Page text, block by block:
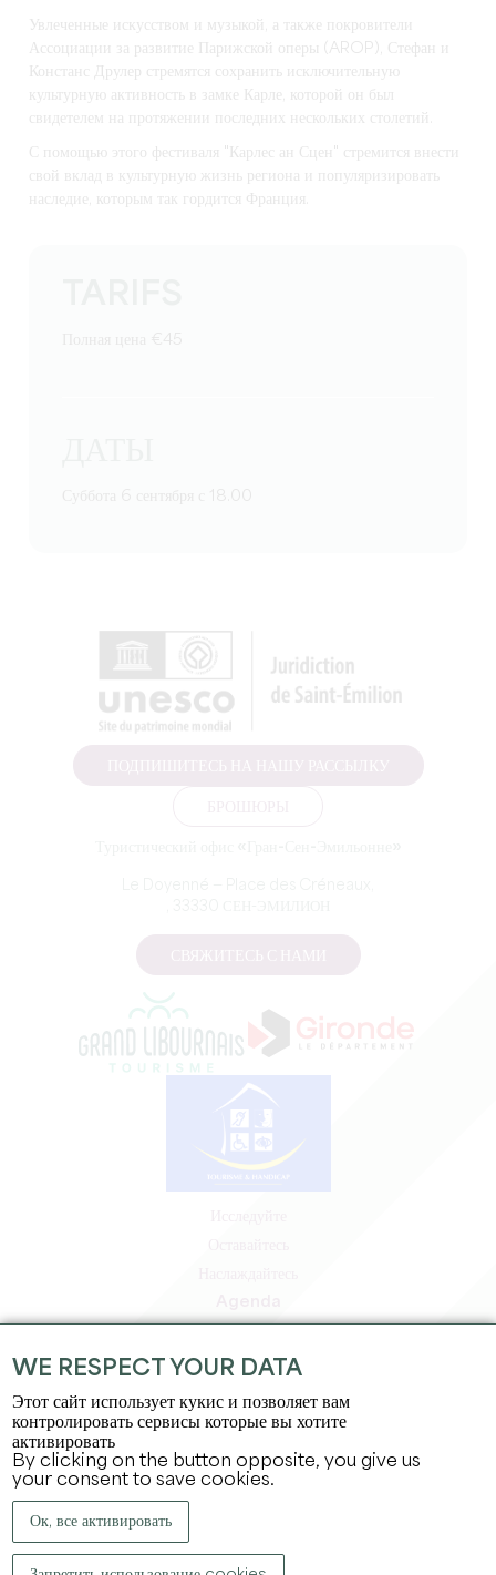
Увлеченные искусством и музыкой, а также покровители
Ассоциации за развитие Парижской оперы (AROP), Стефан и
Констанс Друлер стремятся сохранить исключительную
культурную активность в замке Карле, которой он был
свидетелем на протяжении последних нескольких столетий.
С помощью этого фестиваля "Карлес ан Сцен" стремится внести
свой вклад в культурную жизнь региона и популяризировать
наследие, которым так гордится Франция.
Зона для участников
Вакансии и стажировки
Политика конфиденциальности
WE RESPECT YOUR DATA
Этот сайт использует кукис и позволяет вам
контролировать сервисы которые вы хотите
активировать
By clicking on the button opposite, you give us
your consent to save cookies.
Ок, все активировать